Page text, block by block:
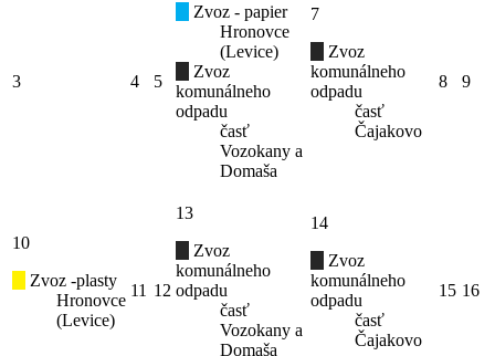
3 4 5
Zvoz - papier
Hronovce
(Levice)
Zvoz
komunálneho
odpadu
časť
Vozokany a
Domaša
7
Zvoz
komunálneho
odpadu
časť
Čajakovo
8 9
10
Zvoz -plasty
Hronovce
(Levice)
11 12
13
Zvoz
komunálneho
odpadu
časť
Vozokany a
Domaša
14
Zvoz
komunálneho
odpadu
časť
Čajakovo
15 16